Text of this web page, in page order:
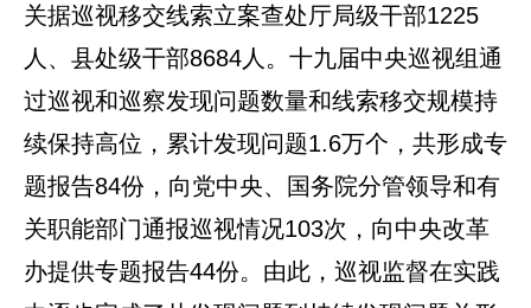
关据巡视移交线索立案查处厅局级干部1225
人、县处级干部8684人。十九届中央巡视组通
过巡视和巡察发现问题数量和线索移交规模持
续保持高位，累计发现问题1.6万个，共形成专
题报告84份，向党中央、国务院分管领导和有
关职能部门通报巡视情况103次，向中央改革
办提供专题报告44份。由此，巡视监督在实践